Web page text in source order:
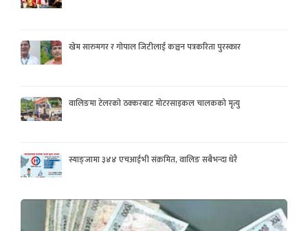
खेम सारुमगर र गोपाल जिटीलाई कञ्चन पत्रकरिता पुरस्कार
वालिङमा टेलरको ठक्करबाट मोटरसाइकल चालकको मृत्यु
स्याङ्जामा ३४४ एचआईभी संक्रमित, वालिङ सबैभन्दा धेरै